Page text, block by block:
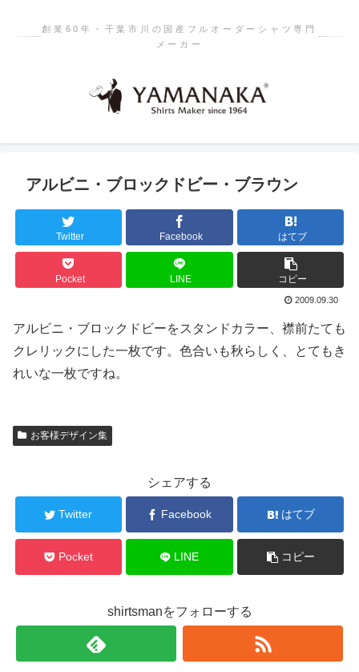
創業60年・千葉市川の国産フルオーダーシャツ専門
メーカー
アルビニ・ブロックドビー・ブラウン
Twitter Facebook はてブ
Pocket LINE コピー
2009.09.30
アルビニ・ブロックドビーをスタンドカラー、襟前たても
クレリックにした一枚です。色合いも秋らしく、とてもき
れいな一枚ですね。
お客様デザイン集
シェアする
Twitter Facebook はてブ
Pocket LINE コピー
shirtsmanをフォローする